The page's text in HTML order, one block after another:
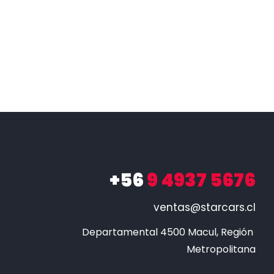
+569 4937 5676
ventas@starcars.cl
Departamental 4500 Macul, Región
Metropolitana